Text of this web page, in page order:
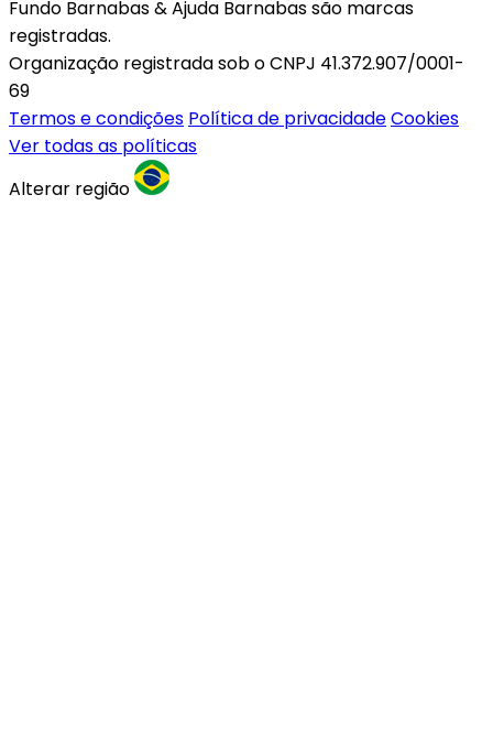
Fundo Barnabas & Ajuda Barnabas são marcas
registradas.
Organização registrada sob o CNPJ 41.372.907/0001-
69
Termos e condições Política de privacidadeCookies
Ver todas as políticas
Alterar região